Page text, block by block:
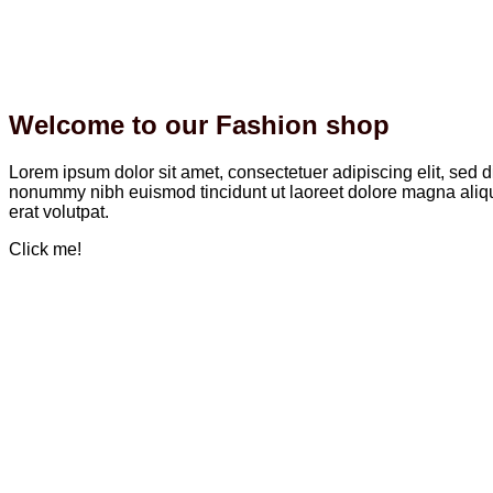
Welcome to our Fashion shop
Lorem ipsum dolor sit amet, consectetuer adipiscing elit, sed
nonummy nibh euismod tincidunt ut laoreet dolore magna
erat volutpat.
Click me!